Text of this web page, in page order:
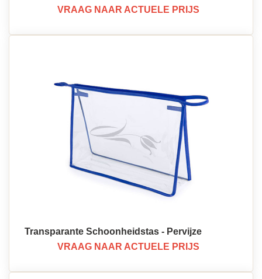
VRAAG NAAR ACTUELE PRIJS
Transparante Schoonheidstas - Pervijze
VRAAG NAAR ACTUELE PRIJS